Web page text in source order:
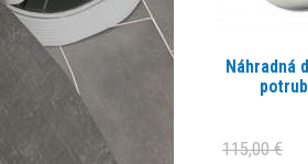
Náhradná
115,00 €